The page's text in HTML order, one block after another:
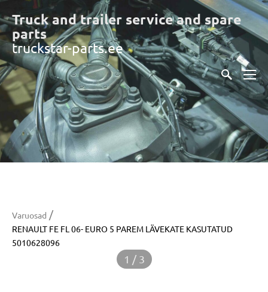
Truck and trailer service and spare
parts
truckstar-parts.ee
Varuosad /
RENAULT FE FL 06- EURO 5 PAREM LÄVEKATE KASUTATUD
5010628096
1 / 3